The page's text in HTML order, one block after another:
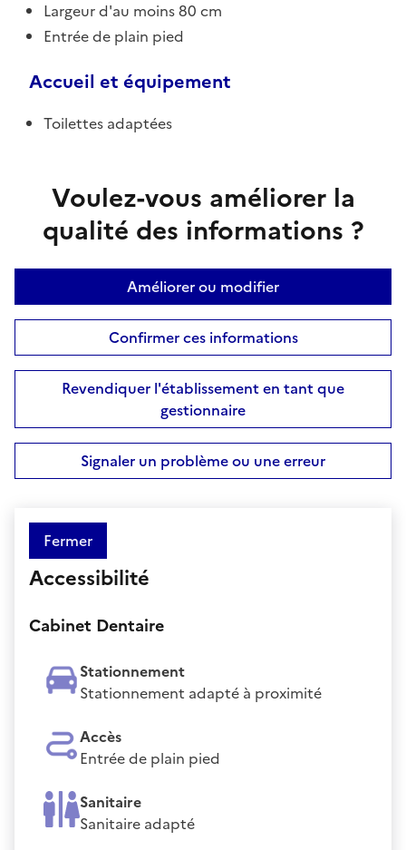
Largeur d'au moins 80 cm
Entrée de plain pied
Accueil et équipement
Toilettes adaptées
Voulez-vous améliorer la
qualité des informations ?
Améliorer ou modifier
Confirmer ces informations
Revendiquer l'établissement en tant que
gestionnaire
Signaler un problème ou une erreur
Fermer
Accessibilité
Cabinet Dentaire
Stationnement
Stationnement adapté à proximité
Accès
Entrée de plain pied
Sanitaire
Sanitaire adapté